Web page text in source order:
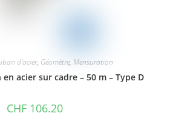
d'acier, Géomètre, Mensuration
acier sur cadre – 50 m – Type D
CHF106.20